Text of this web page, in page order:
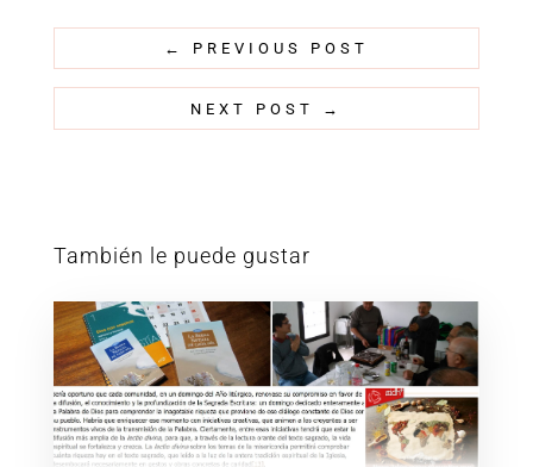
← PREVIOUS POST
NEXT POST →
También le puede gustar